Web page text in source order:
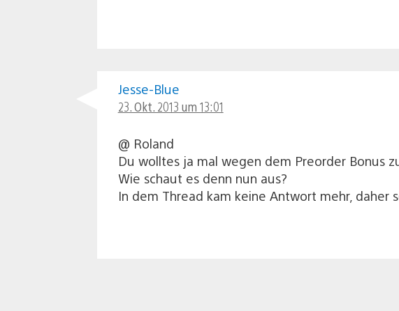
Jesse-Blue
23. Okt. 2013 um 13:01
@ Roland
Du wolltes ja mal wegen dem Preorder Bonus
Wie schaut es denn nun aus?
In dem Thread kam keine Antwort mehr, daher